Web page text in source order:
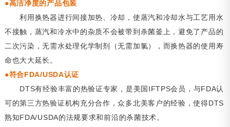
●高洁净度的产品包装
利用换热器进行间接加热、冷却，使蒸汽和冷却水与工艺用水
不接触，蒸汽和冷水中的杂质不会被带到杀菌釜上，避免了产品的
二次污染，无需水处理化学制剂（无需加氯），而换热器的使用寿
命也大大延长。
●符合FDA/USDA认证
DTS有经验丰富的热验证专家，是美国IFTPS会员，与FDA认
可的第三方热验证机构充分合作，众多北美客户的经验，使得DTS
熟知FDA/USDA的法规要求和前沿的杀菌技术。